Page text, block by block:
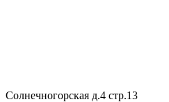
Солнечногорская д.4 стр.13